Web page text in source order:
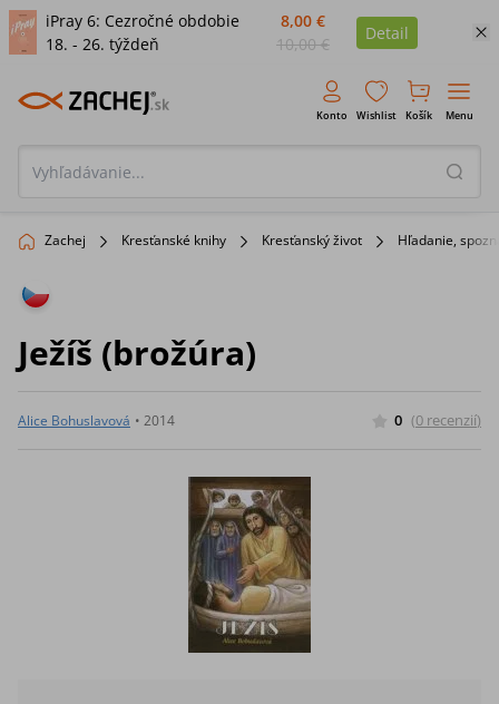
iPray 6: Cezročné obdobie
18. - 26. týždeň
8,00 €
10,00 €
Detail
Konto Wishlist Košík Menu
Zachej Kresťanské knihy Kresťanský život Hľadanie,
Ježíš (brožúra)
Alice Bohuslavová • 2014 0 (0 recenzií)